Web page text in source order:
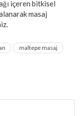
içeren bitkisel
masaj
maltepe masaj